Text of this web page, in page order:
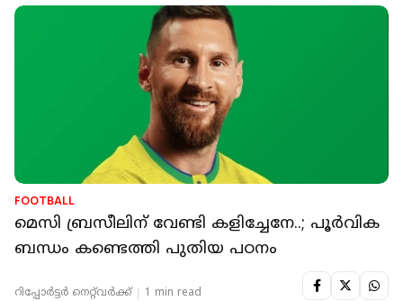
FOOTBALL
മെസി ബ്രസീലിന് വേണ്ടി കളിച്ചേനേ..; പൂർവിക
ബന്ധം കണ്ടെത്തി പുതിയ പഠനം
റിപ്പോർട്ടർ നെറ്റ്‌വര്‍ക്ക്‌ 1 min read